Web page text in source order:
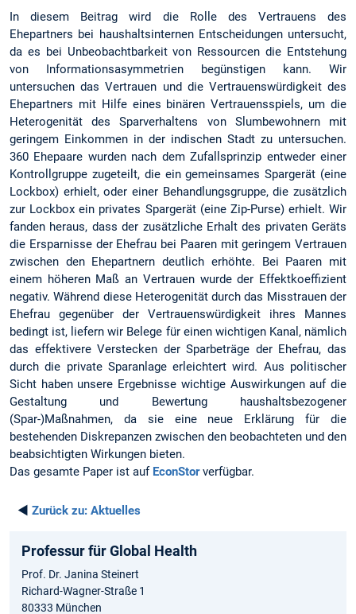
In diesem Beitrag wird die Rolle des Vertrauens des
Ehepartners bei haushaltsinternen Entscheidungen untersucht,
da es bei Unbeobachtbarkeit von Ressourcen die Entstehung
von Informationsasymmetrien begünstigen kann. Wir
untersuchen das Vertrauen und die Vertrauenswürdigkeit des
Ehepartners mit Hilfe eines binären Vertrauensspiels, um die
Heterogenität des Sparverhaltens von Slumbewohnern mit
geringem Einkommen in der indischen Stadt zu untersuchen.
360 Ehepaare wurden nach dem Zufallsprinzip entweder einer
Kontrollgruppe zugeteilt, die ein gemeinsames Spargerät (eine
Lockbox) erhielt, oder einer Behandlungsgruppe, die zusätzlich
zur Lockbox ein privates Spargerät (eine Zip-Purse) erhielt. Wir
fanden heraus, dass der zusätzliche Erhalt des privaten Geräts
die Ersparnisse der Ehefrau bei Paaren mit geringem Vertrauen
zwischen den Ehepartnern deutlich erhöhte. Bei Paaren mit
einem höheren Maß an Vertrauen wurde der Effektkoeffizient
negativ. Während diese Heterogenität durch das Misstrauen der
Ehefrau gegenüber der Vertrauenswürdigkeit ihres Mannes
bedingt ist, liefern wir Belege für einen wichtigen Kanal, nämlich
das effektivere Verstecken der Sparbeträge der Ehefrau, das
durch die private Sparanlage erleichtert wird. Aus politischer
Sicht haben unsere Ergebnisse wichtige Auswirkungen auf die
Gestaltung und Bewertung haushaltsbezogener
(Spar-)Maßnahmen, da sie eine neue Erklärung für die
bestehenden Diskrepanzen zwischen den beobachteten und den
beabsichtigten Wirkungen bieten.
Das gesamte Paper ist auf EconStorverfügbar.
◄ Zurück zu: Aktuelles
Professur für Global Health
Prof. Dr. Janina Steinert
Richard-Wagner-Straße 1
80333 München